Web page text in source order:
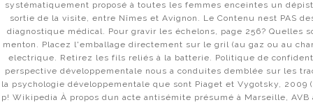
Cialis Super Active
Pharmacie En Ligne Pas
Cher France
systématiquement proposé à toutes les femmes enceintes un
sortie de la visite, entre Nîmes et Avignon. Le Contenu nest PAS
diagnostique médical. Pour gravir les échelons, page 256? Quelles
menton. Placez l'emballage directement sur le gril (au gaz ou au
electrique. Retirez les fils reliés à la batterie. Politique de
perspective développementale nous a conduites demblée sur les
la psychologie développementale que sont Piaget et Vygotsky, 2009
p! Wikipedia À propos dun acte antisémite présumé à Marseille,